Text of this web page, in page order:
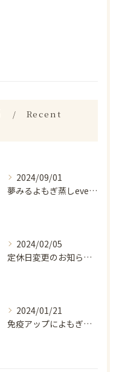
Recent
2024/09/01
夢みるよもぎ蒸しevergreenは9/1で1周年を迎える事...
2024/02/05
定休日変更のお知らせ📣
2024/01/21
免疫アップによもぎ蒸し